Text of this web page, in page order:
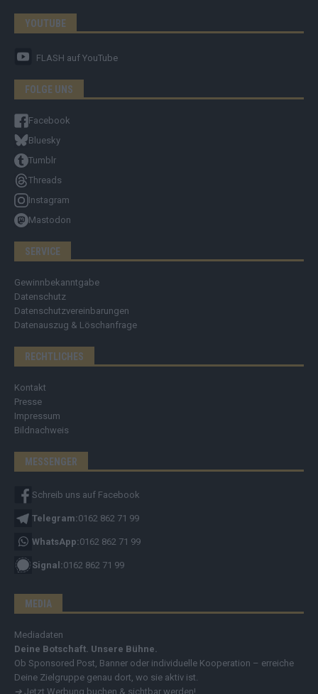
YOUTUBE
FLASH auf YouTube
FOLGE UNS
Facebook
Bluesky
Tumblr
Threads
Instagram
Mastodon
SERVICE
Gewinnbekanntgabe
Datenschutz
Datenschutzvereinbarungen
Datenauszug & Löschanfrage
RECHTLICHES
Kontakt
Presse
Impressum
Bildnachweis
MESSENGER
Schreib uns auf Facebook
Telegram:0162 862 71 99
WhatsApp:0162 862 71 99
Signal:0162 862 71 99
MEDIA
Mediadaten
Deine Botschaft. Unsere Bühne.
Ob Sponsored Post, Banner oder individuelle Kooperation – erreiche
Deine Zielgruppe genau dort, wo sie aktiv ist.
➔ Jetzt Werbung buchen & sichtbar werden!